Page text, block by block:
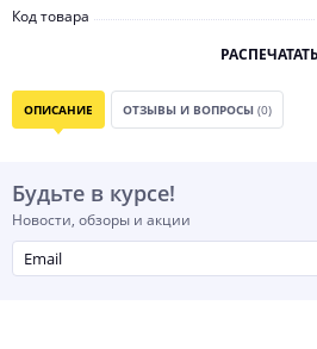
Код товара
РАСПЕЧАТАТЬ
ОПИСАНИЕ ОТЗЫВЫ И ВОПРОСЫ (0)
Будьте в курсе!
Новости, обзоры и акции